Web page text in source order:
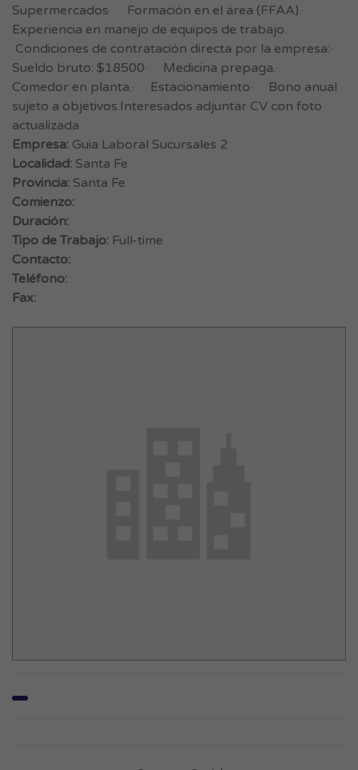
Supermercados· Formación en el área (FFAA).·
Experiencia en manejo de equipos de trabajo.·
Condiciones de contratación directa por la empresa:·
Sueldo bruto: $18500· Medicina prepaga.·
Comedor en planta.· Estacionamiento· Bono anual
sujeto a objetivos.Interesados adjuntar CV con foto
actualizada
Empresa: Guia Laboral Sucursales 2
Localidad: Santa Fe
Provincia: Santa Fe
Comienzo:
Duración:
Tipo de Trabajo: Full-time
Contacto:
Teléfono:
Fax: